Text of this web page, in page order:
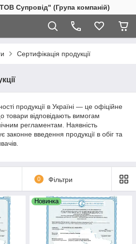
Супровід" (Група компаній)
Сертифікація продукції
продукції в Україні — це офіційне
товари відповідають вимогам
регламентам. Наявність
законне введення продукції в обіг та
0 Фільтри
Новинка